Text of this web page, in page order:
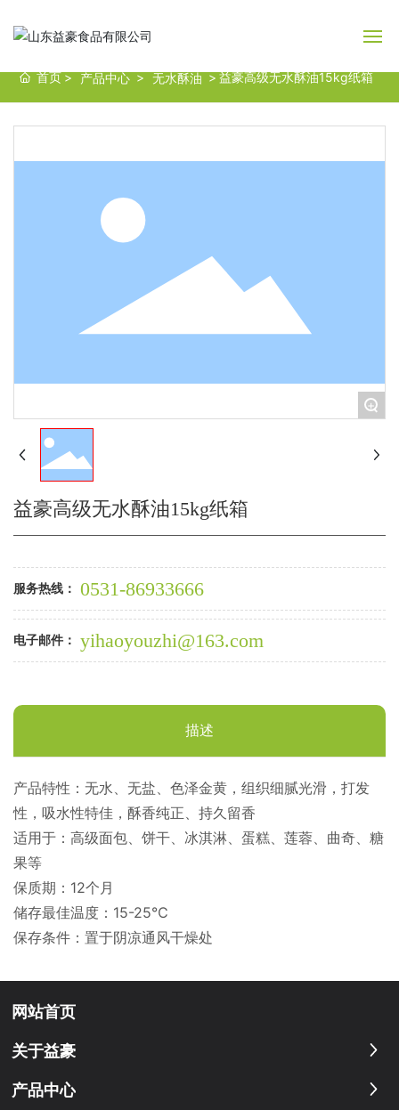
联系我们
English
首页 产品中心 无水酥油 益豪高级无水酥油15kg纸箱
+
益豪高级无水酥油15kg纸箱
服务热线： 0531-86933666
电子邮件： yihaoyouzhi@163.com
描述
产品特性：无水、无盐、色泽金黄，组织细腻光滑，打发
性，吸水性特佳，酥香纯正、持久留香
适用于：高级面包、饼干、冰淇淋、蛋糕、莲蓉、曲奇、糖
果等
保质期：12个月
储存最佳温度：15-25℃
保存条件：置于阴凉通风干燥处
网站首页
关于益豪
产品中心